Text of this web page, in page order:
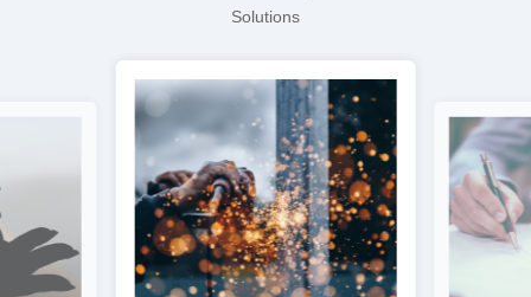
Solutions